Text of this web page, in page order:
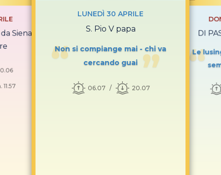
Siena
LUNEDÌ 30 APRILE
S. Pio V papa
Non si compiange mai - chi va
cercando guai
06.07 20.07
DI
Le